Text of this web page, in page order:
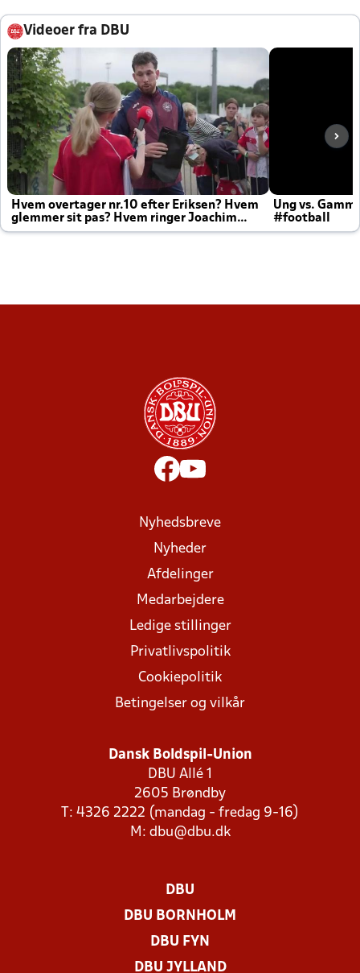
Videoer fra DBU
Hvem overtager nr.10 efter Eriksen? Hvem
glemmer sit pas? Hvem ringer Joachim
altid til efter kampe?
Ung vs.
#football
Nyhedsbreve
Nyheder
Afdelinger
Medarbejdere
Ledige stillinger
Privatlivspolitik
Cookiepolitik
Betingelser og vilkår
Dansk Boldspil-Union
DBU Allé 1
2605 Brøndby
T: 4326 2222 (mandag - fredag 9-16)
M: dbu@dbu.dk
DBU
DBU BORNHOLM
DBU FYN
DBU JYLLAND